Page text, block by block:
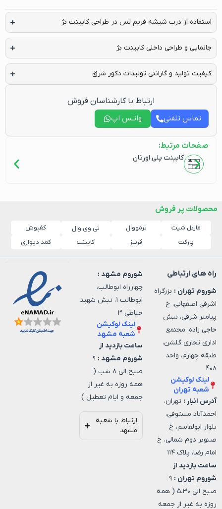
استفاده از درب شیشه فریم لس در طراحی کابینت بژ
جانمایی و طراحی داخلی کابینت بژ
کیفیت تولید و گارانتی تولیدات دکور شرق
ارتباط با کارشناسان فروش
تماس تلفنی واتـس اپ
صفحات مرتبط:
کابینت پلی اورتان
محصولات پر فروش
ماربل شیت ترمووال تی وی وال
کفپوش
پارکت
قرنیز کابینت کمد دیواری
راه های ارتباطی
شوروم تهران : بزرگراه
اشرفی اصفهانی، خ
پیامبر شرقی، نبش
حاجی زاده، مجتمع
اداری تجاری گلشن،
طبقه چهارم، واحد
۴۰۸
لینک لوکیشن
شعبه تهران
آدرس انبار : تهران،
احمدآباد مستوفی،
بلوار ابولقاسم، خ
صنوبر دوم شمالی، خ
امام رضا، پلاک ۱۱۴
ساعت بازدید از
شوروم تهران : ۹
صبح الی ۵.۳۰ ( همه
روزه به غیر از جمعه
شوروم مشهد :
چهارراه ابوطالب،
ابوطالب ۱، نبش شهید
خیاطی ۳
لینک لوکیشن
شعبه مشهد
ساعت بازدید از
شوروم مشهد : ۹
صبح الی ۸ شب (
همه روزه به غیر از
جمعه و ایام تعطیل )
ارتباط با شعبه
مشهد